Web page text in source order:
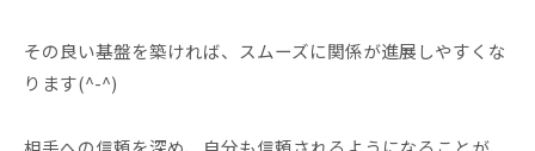
その良い基盤を築ければ、スムーズに関係が進展しやすくな
ります(^-^)